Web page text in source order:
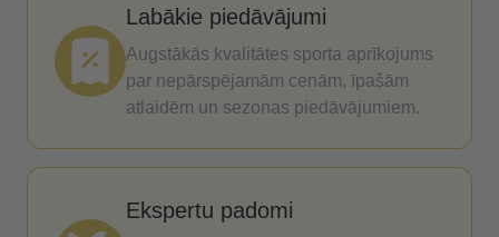
Labākie piedāvājumi
Augstākās kvalitātes sporta aprīkojums
par nepārspējamām cenām, īpašām
atlaidēm un sezonas piedāvājumiem.
Ekspertu padomi